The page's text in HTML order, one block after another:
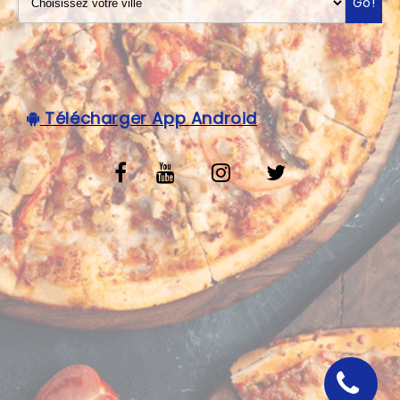
VOS AVIS
MENTIONS LÉGALES
C.G.V
Télécharger App Android